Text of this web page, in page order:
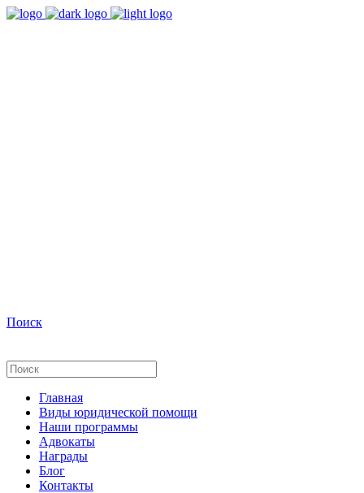
Поиск
Главная
Виды юридической помощи
Наши программы
Адвокаты
Награды
Блог
Контакты